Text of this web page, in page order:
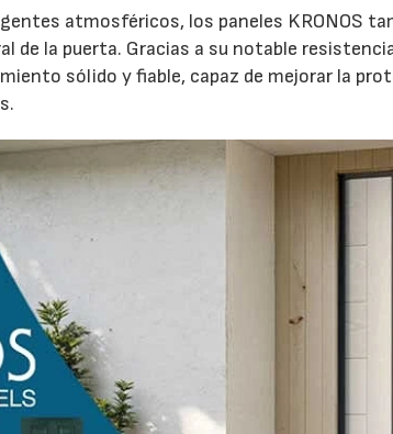
atmosféricos, los paneles KRONOS
de la puerta. Gracias a su notable
sólido y fiable, capaz de mejorar la